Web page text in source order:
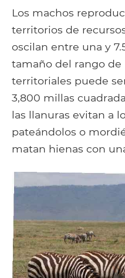
Los machos
territorios de
oscilan entre una y
tamaño del rango de
territoriales puede
3,800 millas
las llanuras evitan a
pateándolos o
matan hienas con